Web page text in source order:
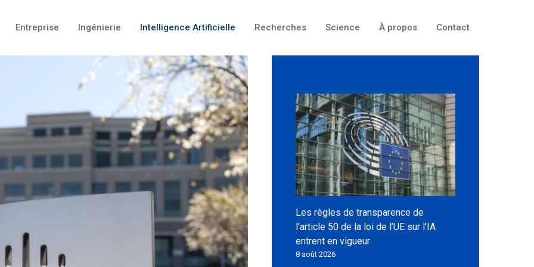
Entreprise Ingénierie Intelligence Artificielle Recherches Science À propos Contact
Les règles de transparence de
l’article 50 de la loi de l’UE sur l’IA
entrent en vigueur
8 août 2026